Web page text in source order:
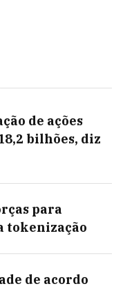
de ações
bilhões, diz
para
tokenização
de acordo